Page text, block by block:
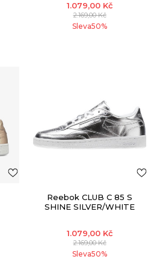
1.079,00 Kč
2.169,00Kč
Sleva50%
Reebok CLUB C 85 S
SHINE SILVER/WHITE
1.079,00 Kč
2.169,00Kč
Sleva50%